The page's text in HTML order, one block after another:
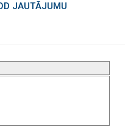
JAUTĀJUMU